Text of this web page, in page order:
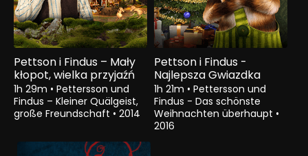
Pettson i Findus – Mały
kłopot, wielka przyjaźń
1h 29m • Pettersson und
Findus – Kleiner Quälgeist,
große Freundschaft • 2014
Pettson i Findus -
Najlepsza Gwiazdka
1h 21m • Pettersson und
Findus - Das schönste
Weihnachten überhaupt •
2016